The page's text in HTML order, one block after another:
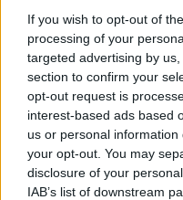
If you wish to opt-out of
processing of your
targeted advertising by
section to confirm your
opt-out request is
interest-based ads based
us or personal
your opt-out. You may
disclosure of your
IAB’s list of downstream
θα γυρίσει ο τροχός,
ΑΠΑΝΤΗΣΗ
anastasios
17.04.2025, 12:51
Μεμά, ό Ρίτσος δέν
αφιερωμένα στόν
ΑΠΑΝΤΗΣΗ